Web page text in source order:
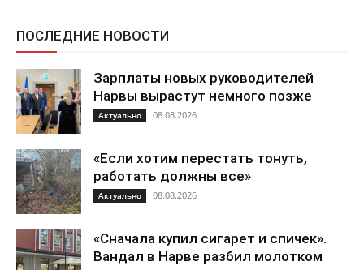
ПОСЛЕДНИЕ НОВОСТИ
Зарплаты новых руководителей
Нарвы вырастут немного позже
Актуально 08.08.2026
«Если хотим перестать тонуть,
работать должны все»
Актуально 08.08.2026
«Сначала купил сигарет и спичек».
Вандал в Нарве разбил молотком